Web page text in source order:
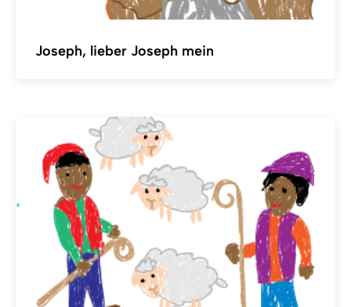
Joseph, lieber Joseph mein